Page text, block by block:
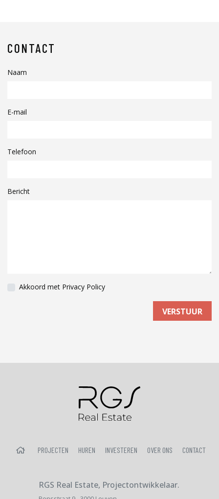
CONTACT
Naam
E-mail
Telefoon
Bericht
Akkoord met Privacy Policy
HOME PROJECTEN HUREN INVESTEREN OVER ONS CONTACT
RGS Real Estate, Projectontwikkelaar.